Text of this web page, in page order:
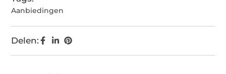
Aanbiedingen
Delen: